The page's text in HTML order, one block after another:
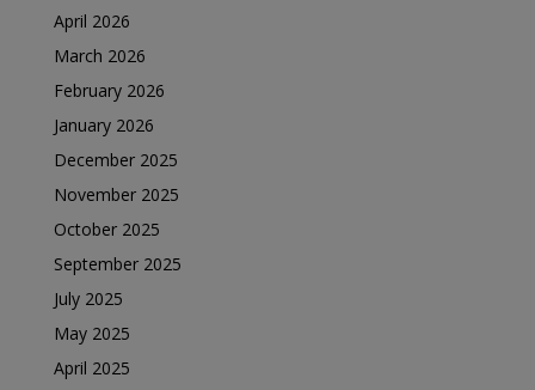
April 2026
March 2026
February 2026
January 2026
December 2025
November 2025
October 2025
September 2025
July 2025
May 2025
April 2025